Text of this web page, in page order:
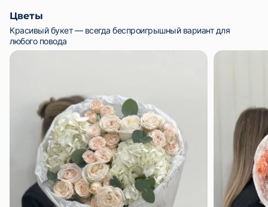
Цветы
Красивый букет — всегда беспроигрышный вариант для
любого повода